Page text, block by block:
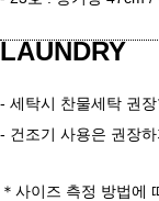
LAUNDRY
- 세탁시 찬물세탁 권
- 건조기 사용은 권장
＊사이즈 측정 방법에